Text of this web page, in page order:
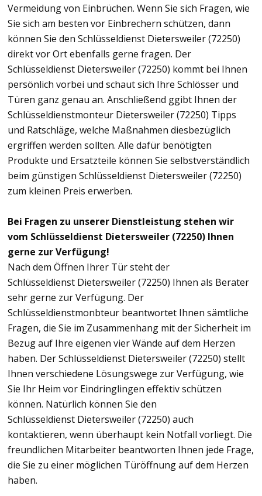
Vermeidung von Einbrüchen. Wenn Sie sich Fragen, wie
Sie sich am besten vor Einbrechern schützen, dann
können Sie den Schlüsseldienst Dietersweiler (72250)
direkt vor Ort ebenfalls gerne fragen. Der
Schlüsseldienst Dietersweiler (72250) kommt bei Ihnen
persönlich vorbei und schaut sich Ihre Schlösser und
Türen ganz genau an. Anschließend ggibt Ihnen der
Schlüsseldienstmonteur Dietersweiler (72250) Tipps
und Ratschläge, welche Maßnahmen diesbezüglich
ergriffen werden sollten. Alle dafür benötigten
Produkte und Ersatzteile können Sie selbstverständlich
beim günstigen Schlüsseldienst Dietersweiler (72250)
zum kleinen Preis erwerben.
Bei Fragen zu unserer Dienstleistung stehen wir
vom Schlüsseldienst Dietersweiler (72250) Ihnen
gerne zur Verfügung!
Nach dem Öffnen Ihrer Tür steht der
Schlüsseldienst Dietersweiler (72250) Ihnen als Berater
sehr gerne zur Verfügung. Der
Schlüsseldienstmonbteur beantwortet Ihnen sämtliche
Fragen, die Sie im Zusammenhang mit der Sicherheit im
Bezug auf Ihre eigenen vier Wände auf dem Herzen
haben. Der Schlüsseldienst Dietersweiler (72250) stellt
Ihnen verschiedene Lösungswege zur Verfügung, wie
Sie Ihr Heim vor Eindringlingen effektiv schützen
können. Natürlich können Sie den
Schlüsseldienst Dietersweiler (72250) auch
kontaktieren, wenn überhaupt kein Notfall vorliegt. Die
freundlichen Mitarbeiter beantworten Ihnen jede Frage,
die Sie zu einer möglichen Türöffnung auf dem Herzen
haben.